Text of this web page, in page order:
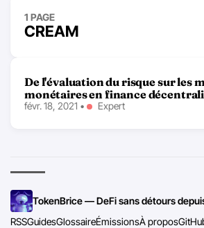
1 PAGE
CREAM
De l'évaluation du risque sur les
monétaires en finance
févr. 18, 2021 • Expert
TokenBrice — DeFi sans détours
RSSGuidesGlossaireÉmissionsÀ propos